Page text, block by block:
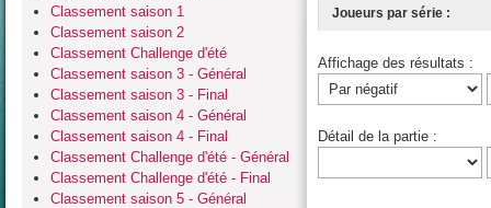
Classement saison 1
Classement saison 2
Classement Challenge d'été
Classement saison 3 - Général
Classement saison 3 - Final
Classement saison 4 - Général
Classement saison 4 - Final
Classement Challenge d'été - Général
Classement Challenge d'été - Final
Classement saison 5 - Général
Joueurs par série :
Affichage des résultats :
Détail de la partie :